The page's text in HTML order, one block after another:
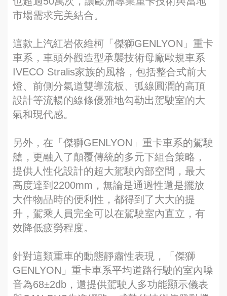
市場需求完美結合。
這款上汽紅岩依維柯「傑獅GENLYON」重卡
車系，車頭外觀造型承襲技術母廠歐規車系
IVECO Stralis家族的風格，包括整合式前大
燈、前側分氣道雙導流板、弧線圓潤的高頂
設計等流暢的線條優雅地勾勒出駕駛室的大
氣和現代感。
另外，在「傑獅GENLYON」重卡車系的駕駛
艙，更融入了顛覆傳統的多元下組合策略，
提供人性化設計的超大駕駛內部空間，最大
高度達到2200mm，無論是通過性還是擺放
大件物品時的便利性，都得到了大大的提
升，駕乘人員完全可以在駕駛室內直立，有
效降低疲勞程度。
針對這類重車的動態靜肅性表現，「傑獅
GENLYON」重卡車系平均道路行駛的室內噪
音為68±2db，還提供駕駛人多功能顯示儀表